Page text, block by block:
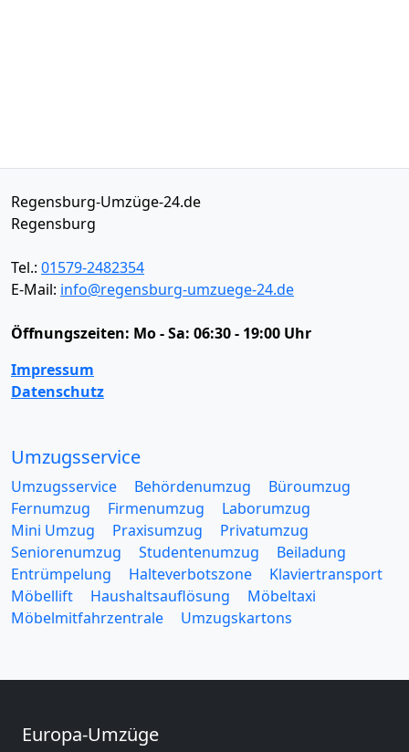
Regensburg-Umzüge-24.de
Regensburg
Tel.: 01579-2482354
E-Mail: info@regensburg-umzuege-24.de
Öffnungszeiten: Mo - Sa: 06:30 - 19:00 Uhr
Impressum
Datenschutz
Umzugsservice
Umzugsservice Behördenumzug
Büroumzug
Fernumzug
Firmenumzug
Laborumzug
Mini Umzug
Praxisumzug
Privatumzug
Seniorenumzug
Studentenumzug
Beiladung
Entrümpelung
Halteverbotszone
Klaviertransport
Möbellift
Haushaltsauflösung
Möbeltaxi
Möbelmitfahrzentrale
Umzugskartons
Europa-Umzüge